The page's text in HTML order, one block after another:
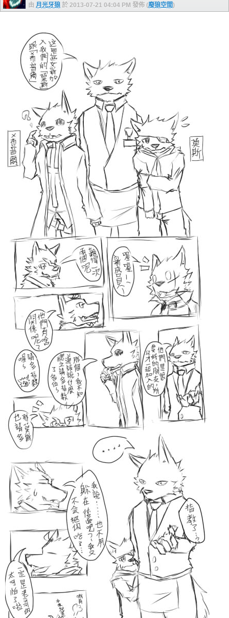
由 月光牙狼 於 2013-07-21 04:04 PM 發佈 (廢狼空間)